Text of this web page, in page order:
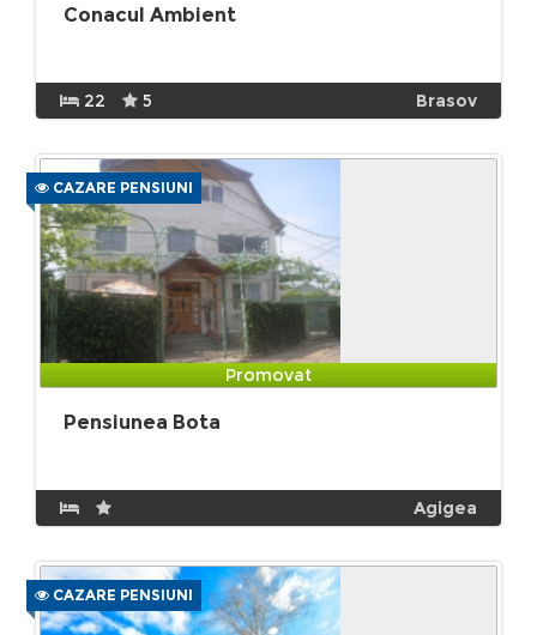
Conacul Ambient
22 5 Brasov
CAZARE PENSIUNI
Promovat
Pensiunea Bota
Agigea
CAZARE PENSIUNI